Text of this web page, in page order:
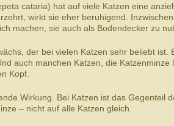
cataria) hat auf viele Katzen eine
wirkt sie eher beruhigend.
machen, sie auch als Bodendecker zu
der bei vielen Katzen sehr beliebt ist.
auch manchen Katzen, die Katzenminze
Kopf.
Wirkung. Bei Katzen ist das Gegenteil
– nicht auf alle Katzen gleich.